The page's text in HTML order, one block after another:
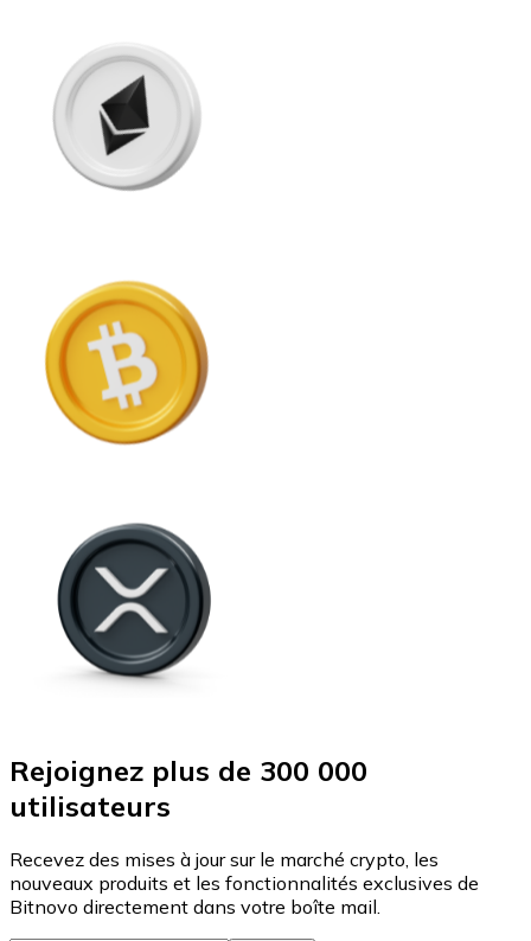
Rejoignez plus de 300 000
utilisateurs
Recevez des mises à jour sur le marché crypto, les
nouveaux produits et les fonctionnalités exclusives de
Bitnovo directement dans votre boîte mail.